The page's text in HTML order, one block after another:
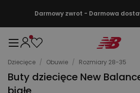
Darmowy zwrot - Darmowa
Dziecięce / Obuwie / Rozmiary 28-35
Buty dziecięce New